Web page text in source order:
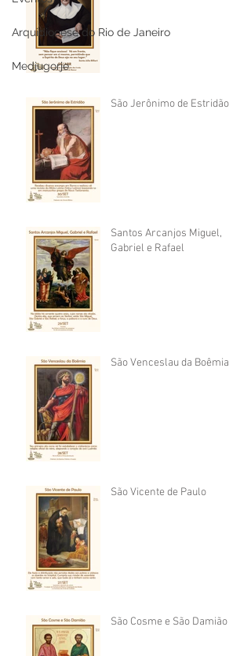
Arquidiocese do Rio de Janeiro
Medjugorje
São Jerônimo de Estridão
Santos Arcanjos Miguel,
Gabriel e Rafael
São Venceslau da Boêmia
São Vicente de Paulo
São Cosme e São Damião